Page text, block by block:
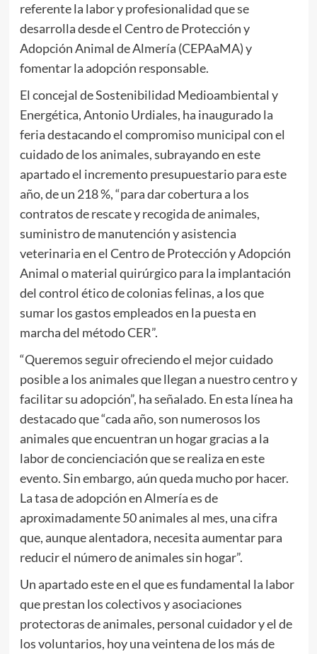
referente la labor y profesionalidad que se
desarrolla desde el Centro de Protección y
Adopción Animal de Almería (CEPAaMA) y
fomentar la adopción responsable.
El concejal de Sostenibilidad Medioambiental y
Energética, Antonio Urdiales, ha inaugurado la
feria destacando el compromiso municipal con el
cuidado de los animales, subrayando en este
apartado el incremento presupuestario para este
año, de un 218 %, “para dar cobertura a los
contratos de rescate y recogida de animales,
suministro de manutención y asistencia
veterinaria en el Centro de Protección y Adopción
Animal o material quirúrgico para la implantación
del control ético de colonias felinas, a los que
sumar los gastos empleados en la puesta en
marcha del método CER”.
“Queremos seguir ofreciendo el mejor cuidado
posible a los animales que llegan a nuestro centro y
facilitar su adopción”, ha señalado. En esta línea ha
destacado que “cada año, son numerosos los
animales que encuentran un hogar gracias a la
labor de concienciación que se realiza en este
evento. Sin embargo, aún queda mucho por hacer.
La tasa de adopción en Almería es de
aproximadamente 50 animales al mes, una cifra
que, aunque alentadora, necesita aumentar para
reducir el número de animales sin hogar”.
Un apartado este en el que es fundamental la labor
que prestan los colectivos y asociaciones
protectoras de animales, personal cuidador y el de
los voluntarios, hoy una veintena de los más de